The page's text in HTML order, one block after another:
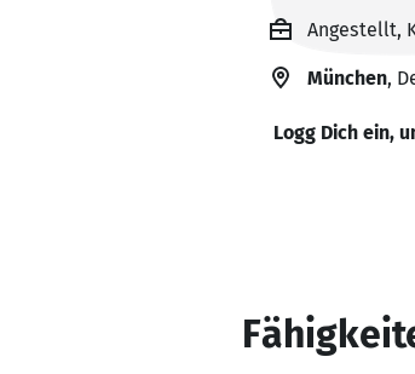
Angestellt,
München,
Logg Dich ein,